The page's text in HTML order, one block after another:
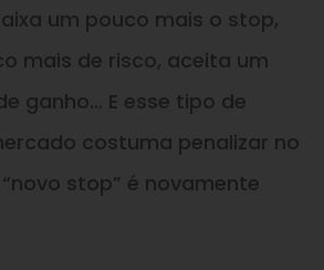
um pouco mais o stop,
mais de risco, aceita um
ganho… E esse tipo de
costuma penalizar no
stop” é novamente